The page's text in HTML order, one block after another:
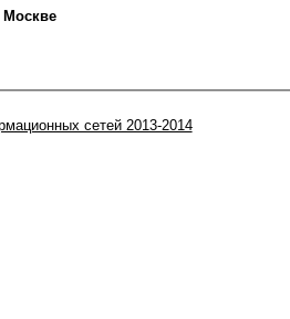
Москве
сетей 2013-2014